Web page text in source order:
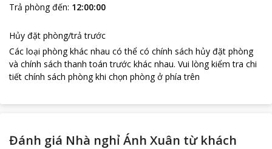
Trả phòng đến: 12:00:00
Hủy đặt phòng/trả trước
Các loại phòng khác nhau có thể có chính sách hủy đặt phòng
và chính sách thanh toán trước khác nhau. Vui lòng kiểm tra chi
tiết chính sách phòng khi chọn phòng ở phía trên
Đánh giá Nhà nghỉ Ánh Xuân từ khách